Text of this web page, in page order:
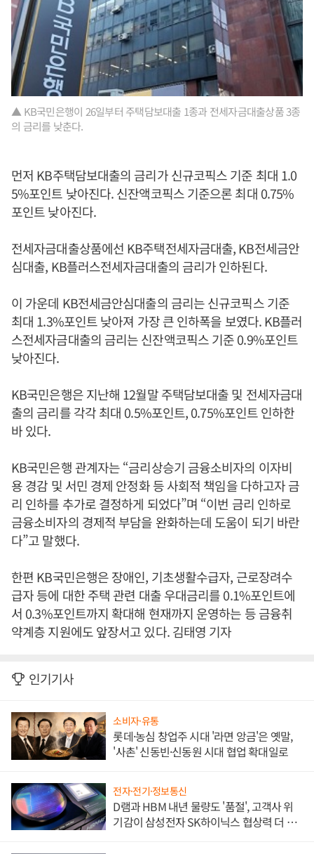
▲ KB국민은행이 26일부터 주택담보대출 1종과 전세자금대출상품 3종
의 금리를 낮춘다.
먼저 KB주택담보대출의 금리가 신규코픽스 기준 최대 1.0
5%포인트 낮아진다. 신잔액코픽스 기준으론 최대 0.75%
포인트 낮아진다.
전세자금대출상품에선 KB주택전세자금대출, KB전세금안
심대출, KB플러스전세자금대출의 금리가 인하된다.
이 가운데 KB전세금안심대출의 금리는 신규코픽스 기준
최대 1.3%포인트 낮아져 가장 큰 인하폭을 보였다. KB플러
스전세자금대출의 금리는 신잔액코픽스 기준 0.9%포인트
낮아진다.
KB국민은행은 지난해 12월말 주택담보대출 및 전세자금대
출의 금리를 각각 최대 0.5%포인트, 0.75%포인트 인하한
바 있다.
KB국민은행 관계자는 “금리상승기 금융소비자의 이자비
용 경감 및 서민 경제 안정화 등 사회적 책임을 다하고자 금
리 인하를 추가로 결정하게 되었다”며 “이번 금리 인하로
금융소비자의 경제적 부담을 완화하는데 도움이 되기 바란
다”고 말했다.
한편 KB국민은행은 장애인, 기초생활수급자, 근로장려수
급자 등에 대한 주택 관련 대출 우대금리를 0.1%포인트에
서 0.3%포인트까지 확대해 현재까지 운영하는 등 금융취
약계층 지원에도 앞장서고 있다. 김태영 기자
인기기사
소비자·유통
롯데·농심 창업주 시대 '라면 앙금'은 옛말,
'사촌' 신동빈·신동원 시대 협업 확대일로
전자·전기·정보통신
D램과 HBM 내년 물량도 '품절', 고객사 위
기감이 삼성전자 SK하이닉스 협상력 더 키